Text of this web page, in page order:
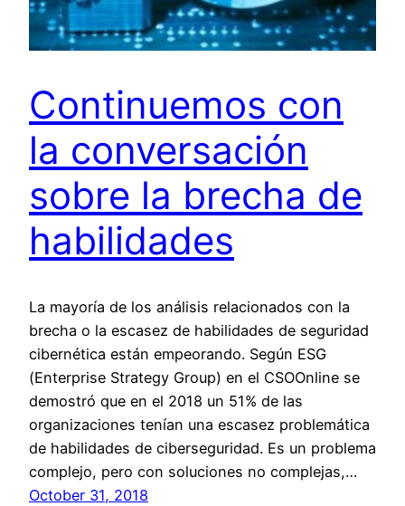
Continuemos con
la conversación
sobre la brecha de
habilidades
La mayoría de los análisis relacionados con la
brecha o la escasez de habilidades de seguridad
cibernética están empeorando. Según ESG
(Enterprise Strategy Group) en el CSOOnline se
demostró que en el 2018 un 51% de las
organizaciones tenían una escasez problemática
de habilidades de ciberseguridad. Es un problema
complejo, pero con soluciones no complejas,…
October 31, 2018